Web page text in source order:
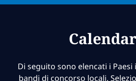
Di seguito sono elencati i
bandi di concorso locali.